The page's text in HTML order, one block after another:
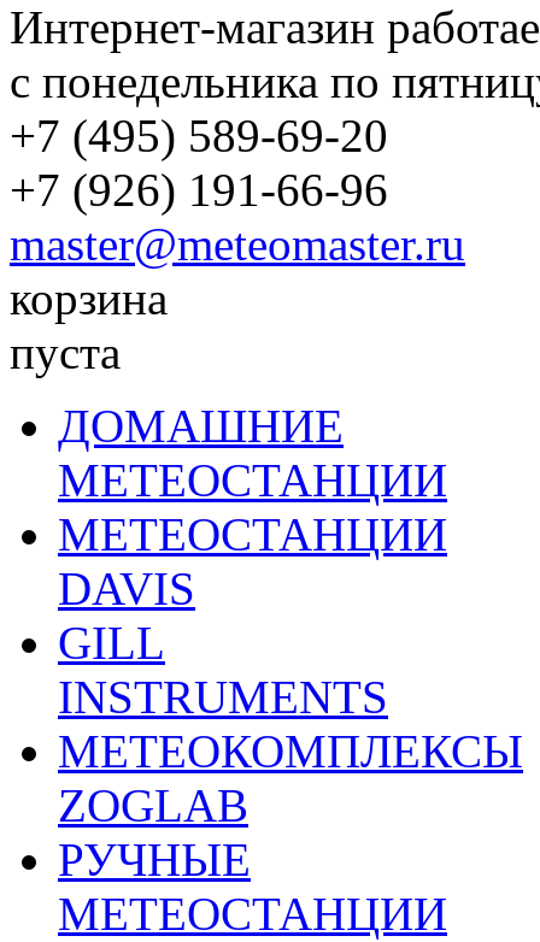
Интернет-магазин
с понедельника по
+7 (495) 589-69-20
+7 (926) 191-66-96
master@meteomaster.ru
корзина
пуста
ДОМАШНИЕ
МЕТЕОСТАНЦИИ
МЕТЕОСТАНЦИИ
DAVIS
GILL
INSTRUMENTS
МЕТЕОКОМПЛЕКСЫ
ZOGLAB
РУЧНЫЕ
МЕТЕОСТАНЦИИ